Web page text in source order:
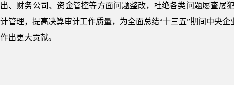
出、财务公司、资金管控等方面问题整改，杜绝各类问题屡查屡
计管理，提高决算审计工作质量，为全面总结“十三五”期间中央
作出更大贡献。